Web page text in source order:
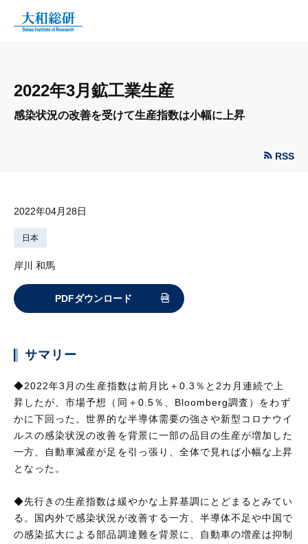
2022年3月鉱工業生産
感染状況の改善を受けて生産指数は小幅に上昇
RSS
2022年04月28日
日本
岸川 和馬
PDFダウンロード
サマリー
◆2022年3月の生産指数は前月比＋0.3％と2カ月連続で上
昇したが、市場予想（同＋0.5％、Bloomberg調査）をわず
かに下回った。世界的な半導体需要の強さや新型コロナウイ
ルスの感染状況の改善を背景に一部の品目の生産が増加した
一方、自動車減産が足を引っ張り、全体で見れば小幅な上昇
となった。
◆先行きの生産指数は緩やかな上昇基調にとどまるとみてい
る。国内外で感染状況が改善する一方、半導体不足や中国で
の感染拡大による部品調達難を背景に、自動車の増産は抑制